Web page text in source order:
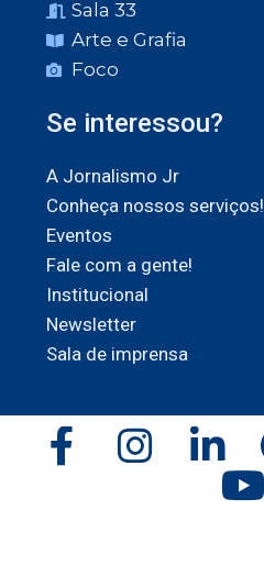
Sala 33
Arte e Grafia
Foco
Se interessou?
A Jornalismo Jr
Conheça nossos serviços!
Eventos
Fale com a gente!
Institucional
Newsletter
Sala de imprensa